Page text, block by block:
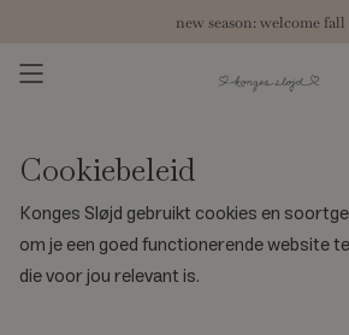
content
new season: welcome fall
Cookiebeleid
Konges Sløjd gebruikt cookies en
om je een goed functionerende website
die voor jou relevant is.